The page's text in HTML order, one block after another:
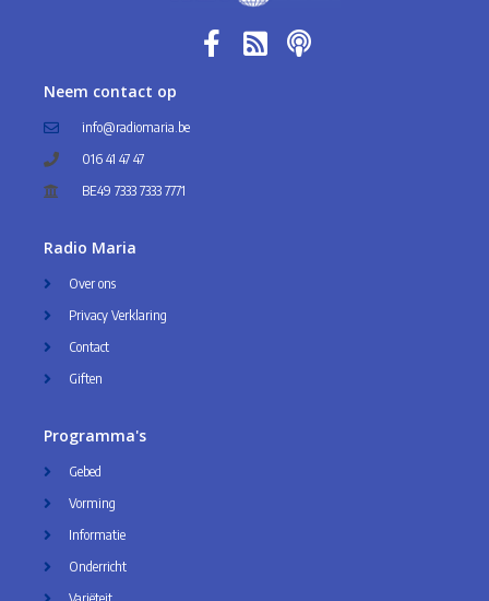
Neem contact op
info@radiomaria.be
016 41 47 47
BE49 7333 7333 7771
Radio Maria
Over ons
Privacy Verklaring
Contact
Giften
Programma's
Gebed
Vorming
Informatie
Onderricht